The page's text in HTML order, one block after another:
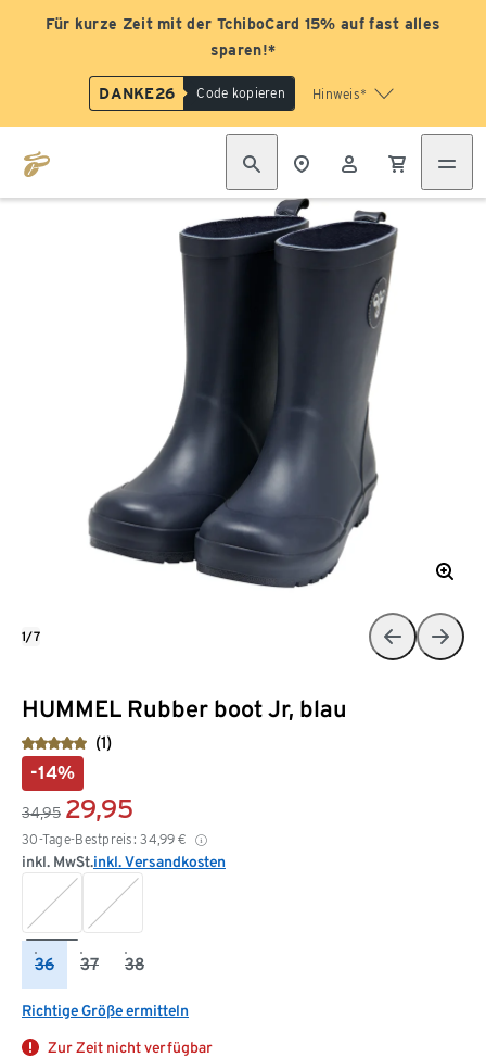
Für kurze Zeit mit der TchiboCard 15% auf fast alles
sparen!*
DANKE26 Code kopieren Hinweis*
HUMMEL Rubber boot Jr, blau
(1)
-14%
34,95 29,95
30-Tage-Bestpreis: 34,99 €
inkl. MwSt.inkl. Versandkosten
36 37 38
Richtige Größe ermitteln
Zur Zeit nicht verfügbar
1/7